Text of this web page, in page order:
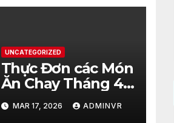
UNCATEGORIZED
Thực Đơn các Món
Ăn Chay Tháng 4
của Chùa – April
2026 – Vegetarian
MAR 17, 2026 ADMINVR